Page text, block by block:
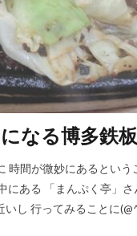
なる博多鉄
間が微妙にあるという
ある 「まんぷく亭」
し 行ってみることに